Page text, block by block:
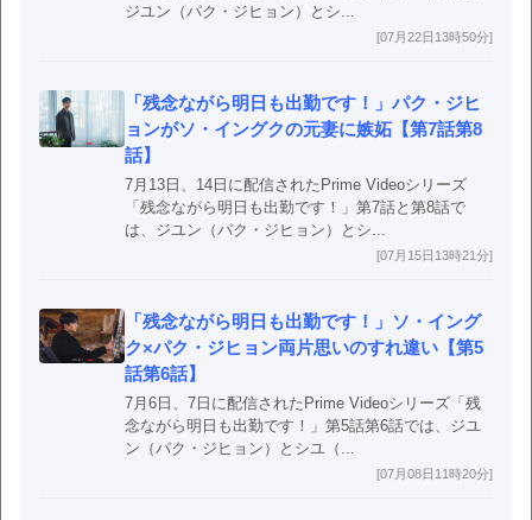
ジユン（パク・ジヒョン）とシ...
[07月22日13時50分]
「残念ながら明日も出勤です！」パク・ジヒ
ョンがソ・イングクの元妻に嫉妬【第7話第8
話】
7月13日、14日に配信されたPrime Videoシリーズ
「残念ながら明日も出勤です！」第7話と第8話で
は、ジユン（パク・ジヒョン）とシ...
[07月15日13時21分]
「残念ながら明日も出勤です！」ソ・イング
ク×パク・ジヒョン両片思いのすれ違い【第5
話第6話】
7月6日、7日に配信されたPrime Videoシリーズ「残
念ながら明日も出勤です！」第5話第6話では、ジユ
ン（パク・ジヒョン）とシユ（...
[07月08日11時20分]